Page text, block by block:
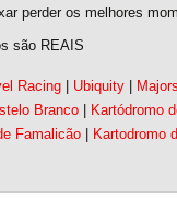
perder os melhores
são REAIS
Racing Ubiquity
Branco
Kartódromo
Famalicão Kartodromo